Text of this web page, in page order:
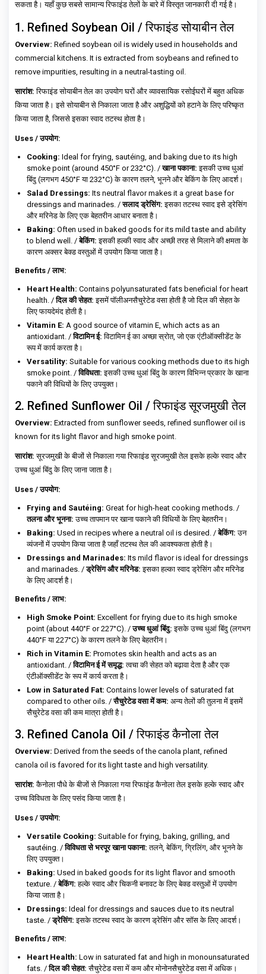
सकता है। यहाँ कुछ सबसे सामान्य रिफाइंड तेलों के बारे में विस्तृत जानकारी दी गई है।
1. Refined Soybean Oil / रिफाइंड सोयाबीन तेल
Overview: Refined soybean oil is widely used in households and
commercial kitchens. It is extracted from soybeans and refined to
remove impurities, resulting in a neutral-tasting oil.
सारांश: रिफाइंड सोयाबीन तेल का उपयोग घरों और व्यावसायिक रसोईघरों में बहुत अधिक
किया जाता है। इसे सोयाबीन से निकाला जाता है और अशुद्धियों को हटाने के लिए परिष्कृत
किया जाता है, जिससे इसका स्वाद तटस्थ होता है।
Uses / उपयोग:
Cooking: Ideal for frying, sautéing, and baking due to its high
smoke point (around 450°F or 232°C). /खाना पकाना: इसकी उच्च धुआं
बिंदु (लगभग 450°F या 232°C) के कारण तलने, भूनने और बेकिंग के लिए आदर्श।
Salad Dressings: Its neutral flavor makes it a great base for
dressings and marinades. /सलाद ड्रेसिंग: इसका तटस्थ स्वाद इसे ड्रेसिंग
और मरिनेड के लिए एक बेहतरीन आधार बनाता है।
Baking: Often used in baked goods for its mild taste and ability
to blend well. /बेकिंग: इसकी हल्की स्वाद और अच्छी तरह से मिलाने की क्षमता के
कारण अक्सर बेक्ड वस्तुओं में उपयोग किया जाता है।
Benefits / लाभ:
Heart Health: Contains polyunsaturated fats beneficial for heart
health. /दिल की सेहत: इसमें पॉलीअनसैचुरेटेड वसा होती है जो दिल की सेहत के
लिए फायदेमंद होती है।
Vitamin E: A good source of vitamin E, which acts as an
antioxidant. /विटामिन ई: विटामिन ई का अच्छा स्रोत, जो एक एंटीऑक्सीडेंट के
रूप में कार्य करता है।
Versatility: Suitable for various cooking methods due to its high
smoke point. /विविधता: इसकी उच्च धुआं बिंदु के कारण विभिन्न प्रकार के खाना
पकाने की विधियों के लिए उपयुक्त।
2. Refined Sunflower Oil / रिफाइंड सूरजमुखी तेल
Overview: Extracted from sunflower seeds, refined sunflower oil is
known for its light flavor and high smoke point.
सारांश: सूरजमुखी के बीजों से निकाला गया रिफाइंड सूरजमुखी तेल इसके हल्के स्वाद और
उच्च धुआं बिंदु के लिए जाना जाता है।
Uses / उपयोग:
Frying and Sautéing: Great for high-heat cooking methods. /
तलना और भूनना: उच्च तापमान पर खाना पकाने की विधियों के लिए बेहतरीन।
Baking: Used in recipes where a neutral oil is desired. /बेकिंग: उन
व्यंजनों में उपयोग किया जाता है जहाँ तटस्थ तेल की आवश्यकता होती है।
Dressings and Marinades: Its mild flavor is ideal for dressings
and marinades. /ड्रेसिंग और मरिनेड: इसका हल्का स्वाद ड्रेसिंग और मरिनेड
के लिए आदर्श है।
Benefits / लाभ:
High Smoke Point: Excellent for frying due to its high smoke
point (about 440°F or 227°C). /उच्च धुआं बिंदु: इसके उच्च धुआं बिंदु (लगभग
440°F या 227°C) के कारण तलने के लिए बेहतरीन।
Rich in Vitamin E: Promotes skin health and acts as an
antioxidant. /विटामिन ई में समृद्ध: त्वचा की सेहत को बढ़ावा देता है और एक
एंटीऑक्सीडेंट के रूप में कार्य करता है।
Low in Saturated Fat: Contains lower levels of saturated fat
compared to other oils. /सैचुरेटेड वसा में कम: अन्य तेलों की तुलना में इसमें
सैचुरेटेड वसा की कम मात्रा होती है।
3. Refined Canola Oil / रिफाइंड कैनोला तेल
Overview: Derived from the seeds of the canola plant, refined
canola oil is favored for its light taste and high versatility.
सारांश: कैनोला पौधे के बीजों से निकाला गया रिफाइंड कैनोला तेल इसके हल्के स्वाद और
उच्च विविधता के लिए पसंद किया जाता है।
Uses / उपयोग:
Versatile Cooking: Suitable for frying, baking, grilling, and
sautéing. /विविधता से भरपूर खाना पकाना: तलने, बेकिंग, ग्रिलिंग, और भूनने के
लिए उपयुक्त।
Baking: Used in baked goods for its light flavor and smooth
texture. /बेकिंग: हल्के स्वाद और चिकनी बनावट के लिए बेक्ड वस्तुओं में उपयोग
किया जाता है।
Dressings: Ideal for dressings and sauces due to its neutral
taste. /ड्रेसिंग: इसके तटस्थ स्वाद के कारण ड्रेसिंग और सॉस के लिए आदर्श।
Benefits / लाभ:
Heart Health: Low in saturated fat and high in monounsaturated
fats. /दिल की सेहत: सैचुरेटेड वसा में कम और मोनोनसैचुरेटेड वसा में अधिक।